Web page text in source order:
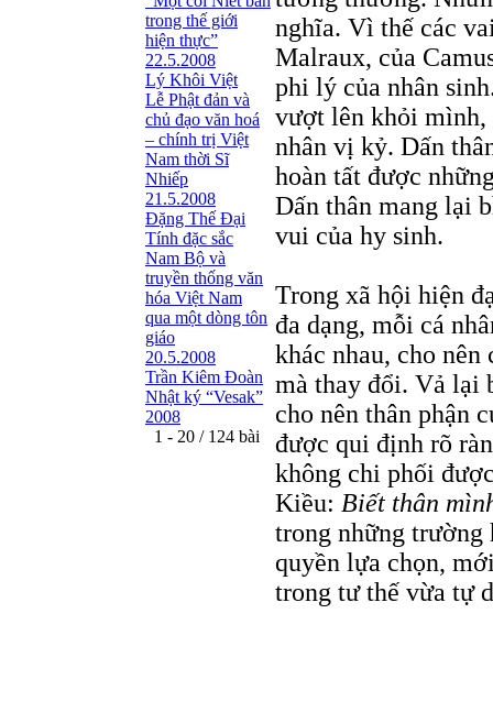
trong thế giới
hiện thực”
22.5.2008
Lý Khôi Việt
Lễ Phật đản và
chủ đạo văn hoá
– chính trị Việt
Nam thời Sĩ
Nhiếp
21.5.2008
Ðặng Thế Ðại
Tính đặc sắc
Nam Bộ và
truyền thống văn
hóa Việt Nam
qua một dòng tôn
giáo
20.5.2008
Trần Kiêm Ðoàn
Nhật ký “Vesak”
2008
1 - 20 / 124 bài
nghĩa. Vì thế các
Malraux, của
phi lý của nhân
vượt lên khỏi mình,
nhân vị kỷ. Dấn
hoàn tất được
Dấn thân mang lại
vui của hy sinh.
Trong xã hội hiện
đa dạng, mỗi cá
khác nhau, cho
mà thay đổi. Vả lại
cho nên thân phận
được qui định rõ
không chi phối
Kiều: Biết thân
trong những trường
quyền lựa chọn,
trong tư thế vừa tự